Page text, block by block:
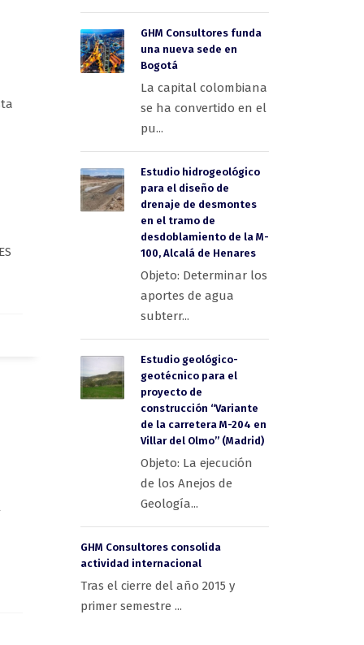
GHM Consultores funda
una nueva sede en
Bogotá
La capital colombiana
se ha convertido en el
pu...
Estudio hidrogeológico
para el diseño de
drenaje de desmontes
en el tramo de
desdoblamiento de la M-
100, Alcalá de Henares
Objeto: Determinar los
aportes de agua
subterr...
Estudio geológico-
geotécnico para el
proyecto de
construcción “Variante
de la carretera M-204 en
Villar del Olmo” (Madrid)
Objeto: La ejecución
de los Anejos de
Geología...
GHM Consultores consolida
actividad internacional
Tras el cierre del año 2015 y
primer semestre ...